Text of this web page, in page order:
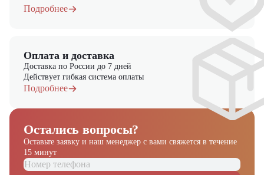
запчастей.
Подробнее
Оплата и доставка
Доставка по России до 7 дней
Действует гибкая система оплаты
Подробнее
Остались вопросы?
Оставьте заявку и наш менеджер с вами свяжется в течение
15 минут